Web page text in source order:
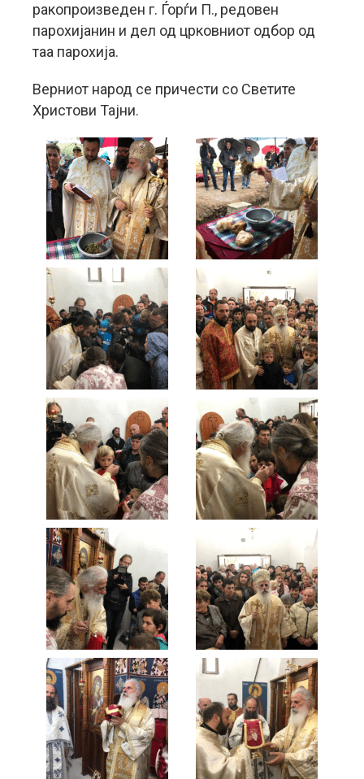
ракопроизведен г. Ѓорѓи П., редовен
парохијанин и дел од црковниот одбор од
таа парохија.
Верниот народ се причести со Светите
Христови Тајни.